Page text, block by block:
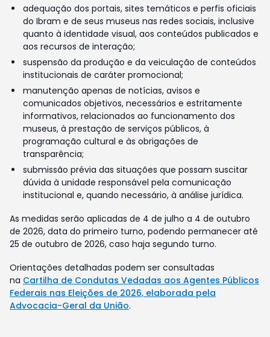
adequação dos portais, sites temáticos e perfis oficiais
do Ibram e de seus museus nas redes sociais, inclusive
quanto à identidade visual, aos conteúdos publicados e
aos recursos de interação;
suspensão da produção e da veiculação de conteúdos
institucionais de caráter promocional;
manutenção apenas de notícias, avisos e
comunicados objetivos, necessários e estritamente
informativos, relacionados ao funcionamento dos
museus, à prestação de serviços públicos, à
programação cultural e às obrigações de
transparência;
submissão prévia das situações que possam suscitar
dúvida à unidade responsável pela comunicação
institucional e, quando necessário, à análise jurídica.
As medidas serão aplicadas de 4 de julho a 4 de outubro
de 2026, data do primeiro turno, podendo permanecer até
25 de outubro de 2026, caso haja segundo turno.
Orientações detalhadas podem ser consultadas
na Cartilha de Condutas Vedadas aos Agentes Públicos
Federais nas Eleições de 2026, elaborada pela
Advocacia-Geral da União.